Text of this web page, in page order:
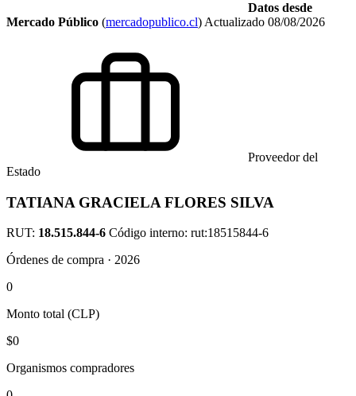
Datos desde
Mercado Público (mercadopublico.cl) Actualizado 08/08/2026
Proveedor del
Estado
TATIANA GRACIELA FLORES SILVA
RUT: 18.515.844-6 Código interno: rut:18515844-6
Órdenes de compra · 2026
0
Monto total (CLP)
$0
Organismos compradores